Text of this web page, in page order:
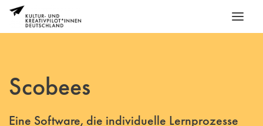
Scobees
Eine Software, die individuelle Lernprozesse